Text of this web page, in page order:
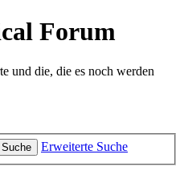
Forum
und die, die es noch werden
Suche Erweiterte Suche